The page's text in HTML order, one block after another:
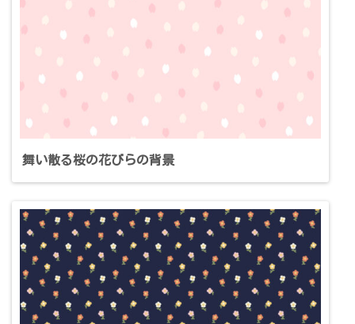
舞い散る桜の花びらの背景